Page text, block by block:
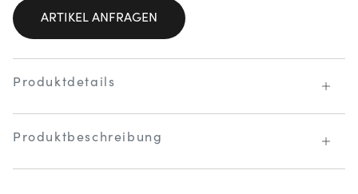
ARTIKEL ANFRAGEN
Produktdetails
Produktbeschreibung